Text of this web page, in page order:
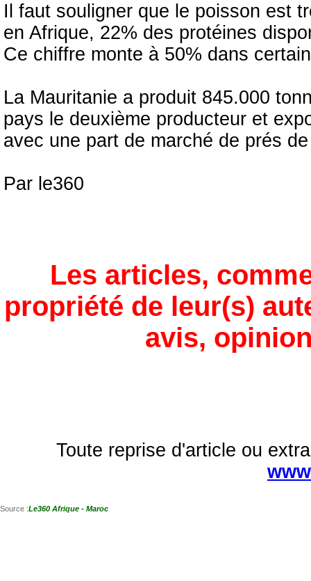
Il faut souligner que le poisson est
en Afrique, 22% des protéines
Ce chiffre monte à 50% dans
La Mauritanie a produit 845.000
pays le deuxième producteur et
avec une part de marché de prés
Par le360
Les articles,
propriété de leur(s)
avis,
Toute reprise d'article ou
Source :Le360 Afrique - Maroc